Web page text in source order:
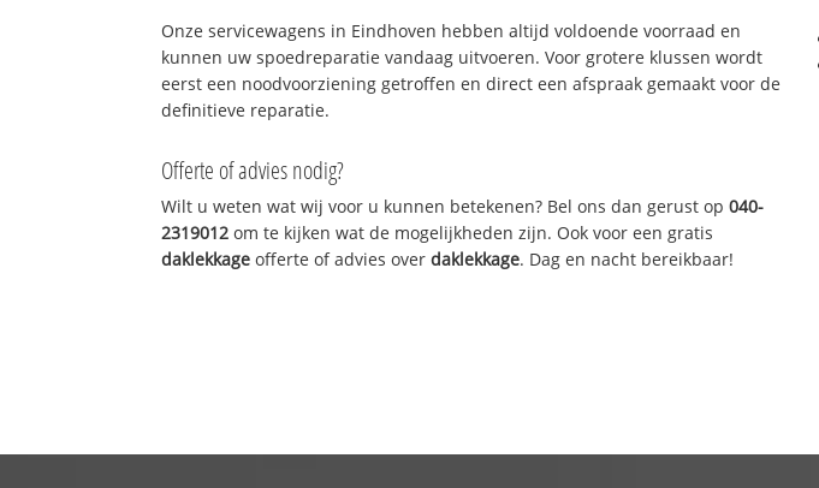
Onze servicewagens in Eindhoven hebben altijd voldoende voorraad en
kunnen uw spoedreparatie vandaag uitvoeren. Voor grotere klussen wordt
eerst een noodvoorziening getroffen en direct een afspraak gemaakt voor de
definitieve reparatie.
Offerte of advies nodig?
Wilt u weten wat wij voor u kunnen betekenen? Bel ons dan gerust op040-
2319012 om te kijken wat de mogelijkheden zijn. Ook voor een gratis
daklekkage offerte of advies overdaklekkage. Dag en nacht bereikbaar!